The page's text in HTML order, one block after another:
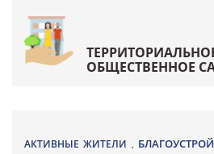
ОБЩЕСТВЕННОЕ
АКТИВНЫЕ ЖИТЕЛИ ,